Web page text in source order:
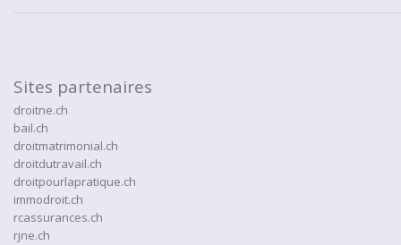
Sites partenaires
droitne.ch
bail.ch
droitmatrimonial.ch
droitdutravail.ch
droitpourlapratique.ch
immodroit.ch
rcassurances.ch
rjne.ch